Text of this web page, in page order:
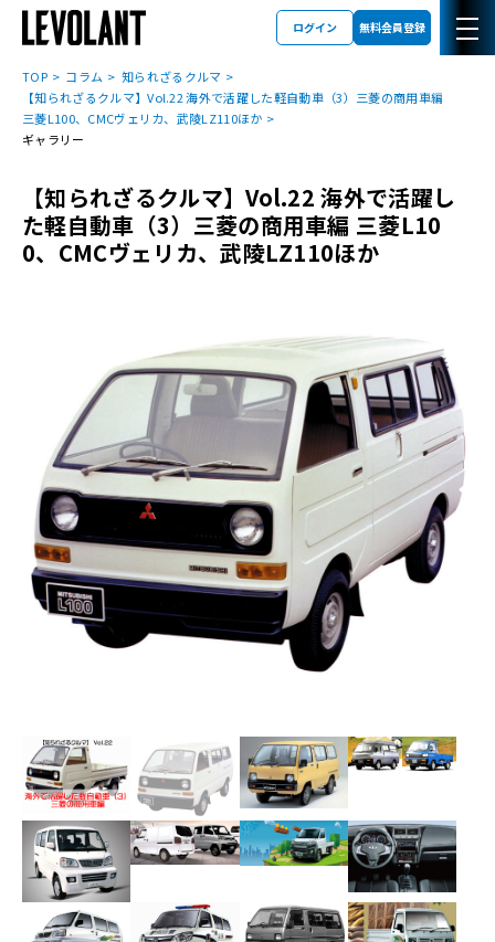
ログイン 無料会員登録
TOP コラム
知られざるクルマ
【知られざるクルマ】Vol.22 海外で活躍した軽自動車（3）三菱の商用車編
三菱L100、CMCヴェリカ、武陵LZ110ほか
ギャラリー
【知られざるクルマ】Vol.22 海外で活躍し
た軽自動車（3）三菱の商用車編 三菱L10
0、CMCヴェリカ、武陵LZ110ほか